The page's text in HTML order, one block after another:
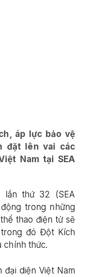
áp lực bảo vệ
đặt lên vai các
Nam tại SEA
thứ 32 (SEA
trong những
thao điện tử sẽ
đó Đột Kích
chính thức.
diện Việt Nam